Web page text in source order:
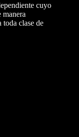
cuyo
clase de